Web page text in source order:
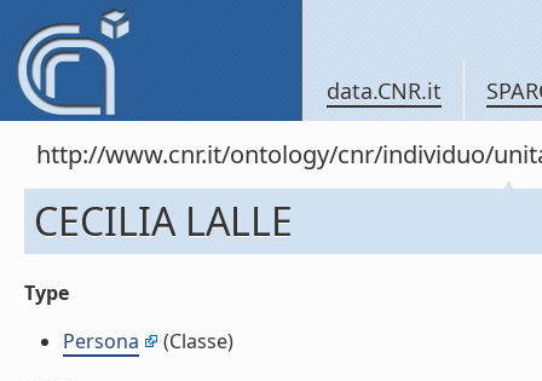
data.CNR.it
http://www.cnr.it/ontology/cnr/individuo/
CECILIA LALLE
Type
Persona
(Classe)